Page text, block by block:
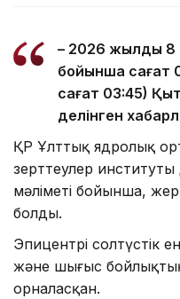
– 2026 жылдың
бойынша сағат
сағат 03:45)
делінген
ҚР Ұлттық ядролық
зерттеулер
мәліметі бойынша, жер
болды.
Эпицентрі солтүстік
және шығыс
орналасқан.